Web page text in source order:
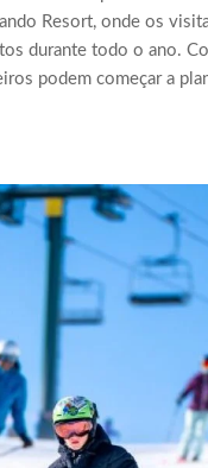
Resort, onde os
durante todo o ano.
podem começar a